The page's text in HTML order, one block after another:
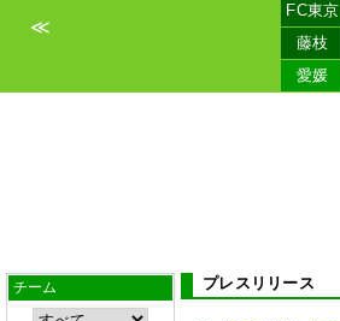
≪
FC東京
藤枝
愛媛
チーム プレスリリース